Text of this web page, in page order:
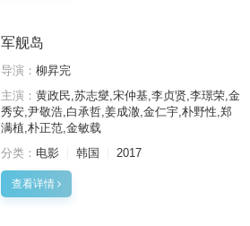
军舰岛
导演： 柳昇完
主演： 黄政民,苏志燮,宋仲基,李贞贤,李璟荣,金
秀安,尹敬浩,白承哲,姜成澈,金仁宇,朴野性,郑
满植,朴正范,金敏载
分类： 电影 韩国 2017
查看详情